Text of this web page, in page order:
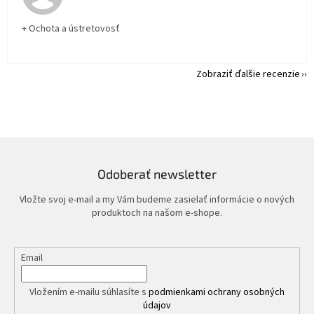
+ Ochota a ústretovosť
Zobraziť ďalšie recenzie
Odoberať newsletter
Vložte svoj e-mail a my Vám budeme zasielať informácie o nových
produktoch na našom e-shope.
Email
Vložením e-mailu súhlasíte s podmienkami ochrany osobných
údajov